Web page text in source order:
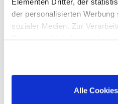
der personalisierten Werbung
sozialer Medien. Zur
Datenübermittlungen in
EWR sind. Ohne Ihre
Cookies und andere
Alle
Hydra &